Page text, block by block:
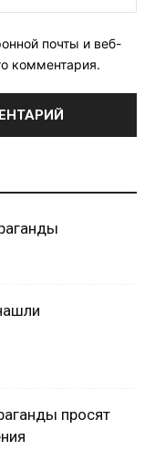
почты и веб-
комментария.
просят